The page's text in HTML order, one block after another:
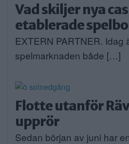
Vad skiljer nya
etablerade
EXTERN PARTNER. Idag
spelmarknaden både […]
Flotte utanför
upprör
Sedan början av juni har